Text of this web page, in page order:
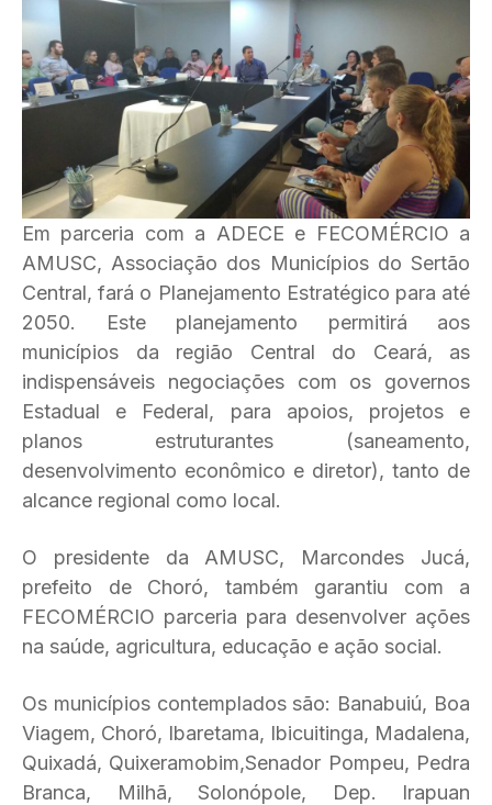
Em parceria com a ADECE e FECOMÉRCIO a
AMUSC, Associação dos Municípios do Sertão
Central, fará o Planejamento Estratégico para até
2050. Este planejamento permitirá aos
municípios da região Central do Ceará, as
indispensáveis negociações com os governos
Estadual e Federal, para apoios, projetos e
planos estruturantes (saneamento,
desenvolvimento econômico e diretor), tanto de
alcance regional como local.
O presidente da AMUSC, Marcondes Jucá,
prefeito de Choró, também garantiu com a
FECOMÉRCIO parceria para desenvolver ações
na saúde, agricultura, educação e ação social.
Os municípios contemplados são: Banabuiú, Boa
Viagem, Choró, Ibaretama, Ibicuitinga, Madalena,
Quixadá, Quixeramobim,Senador Pompeu, Pedra
Branca, Milhã, Solonópole, Dep. Irapuan